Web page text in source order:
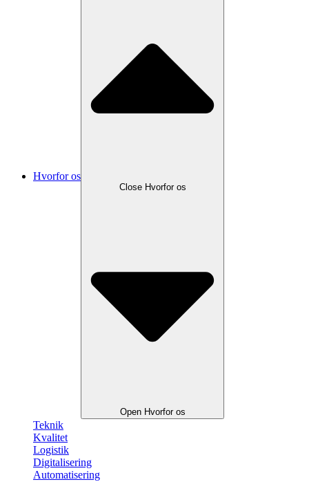
Hvorfor os
Close Hvorfor os
Open Hvorfor os
Teknik
Kvalitet
Logistik
Digitalisering
Automatisering